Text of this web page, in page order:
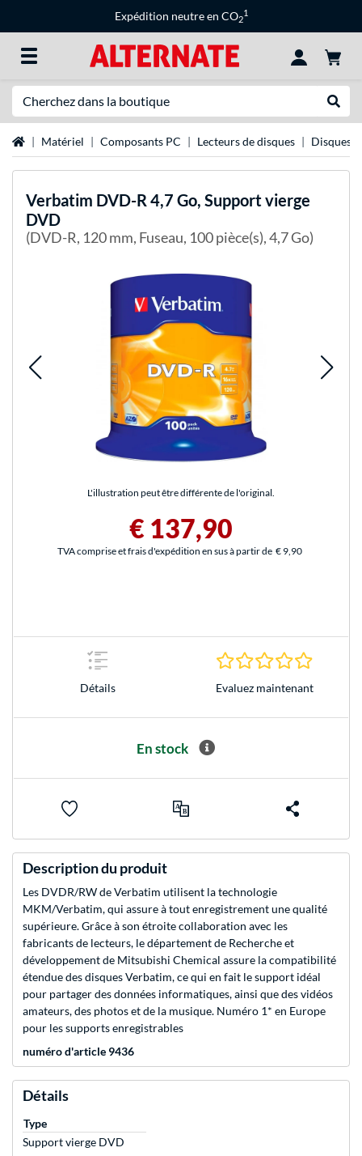
Expédition neutre en CO2
1
Page d'accueil
Matériel Composants PC Lecteurs de disques Disques
Verbatim DVD-R 4,7 Go, Support vierge
DVD
(DVD-R, 120 mm, Fuseau, 100 pièce(s), 4,7 Go)
L'illustration peut être différente de l'original.
€ 137,90
TVA comprise et frais d'expédition en sus à partir de € 9,90
Détails Evaluez maintenant
En stock
Description du produit
Les DVDR/RW de Verbatim utilisent la technologie
MKM/Verbatim, qui assure à tout enregistrement une qualité
supérieure. Grâce à son étroite collaboration avec les
fabricants de lecteurs, le département de Recherche et
développement de Mitsubishi Chemical assure la compatibilité
étendue des disques Verbatim, ce qui en fait le support idéal
pour partager des données informatiques, ainsi que des vidéos
amateurs, des photos et de la musique. Numéro 1* en Europe
pour les supports enregistrables
numéro d'article 9436
Détails
Type
Support vierge DVD